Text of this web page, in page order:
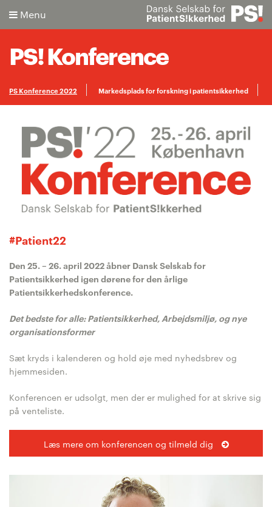
Menu
Søg
Avanceret søgning
PS! Konference
PS Konference 2022 Markedsplads for forskning i patientsikkerhed
#Patient22
Den 25. – 26. april 2022 åbner Dansk Selskab for
Patientsikkerhed igen dørene for den årlige
Patientsikkerhedskonference.
Det bedste for alle: Patientsikkerhed, Arbejdsmiljø, og nye
organisationsformer
Sæt kryds i kalenderen og hold øje med nyhedsbrev og
hjemmesiden.
Konferencen er udsolgt, men der er mulighed for at skrive sig
på venteliste.
Læs mere om konferencen og tilmeld dig